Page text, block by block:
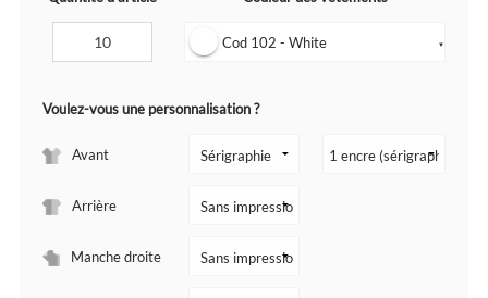
Cod 102 - White ▼
Voulez-vous une personnalisation ?
Avant
Arrière
Manche droite